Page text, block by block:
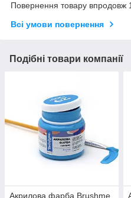
Повернення товару впродовж
Всі умови повернення
Подібні товари компанії
Акрилова фарба Brushme